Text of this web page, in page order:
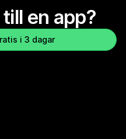
en app?
i 3 dagar